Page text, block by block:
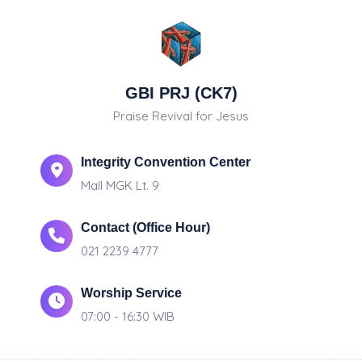
GBI PRJ (CK7)
Praise Revival for Jesus
Integrity Convention Center
Mall MGK Lt. 9
Contact (Office Hour)
021 2239 4777
Worship Service
07:00 - 16:30 WIB